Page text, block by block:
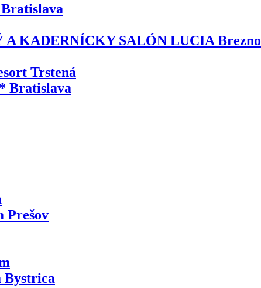
KADERNÍCKY SALÓN LUCIA Brezno
Trstená
Bratislava
Prešov
Bystrica